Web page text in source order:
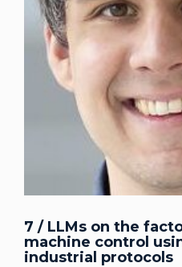
7 / LLMs on the
machine control
industrial protocols